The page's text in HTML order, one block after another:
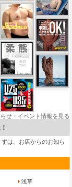
せ・イベント情報を見る
は、 お店からのお知ら
浅草